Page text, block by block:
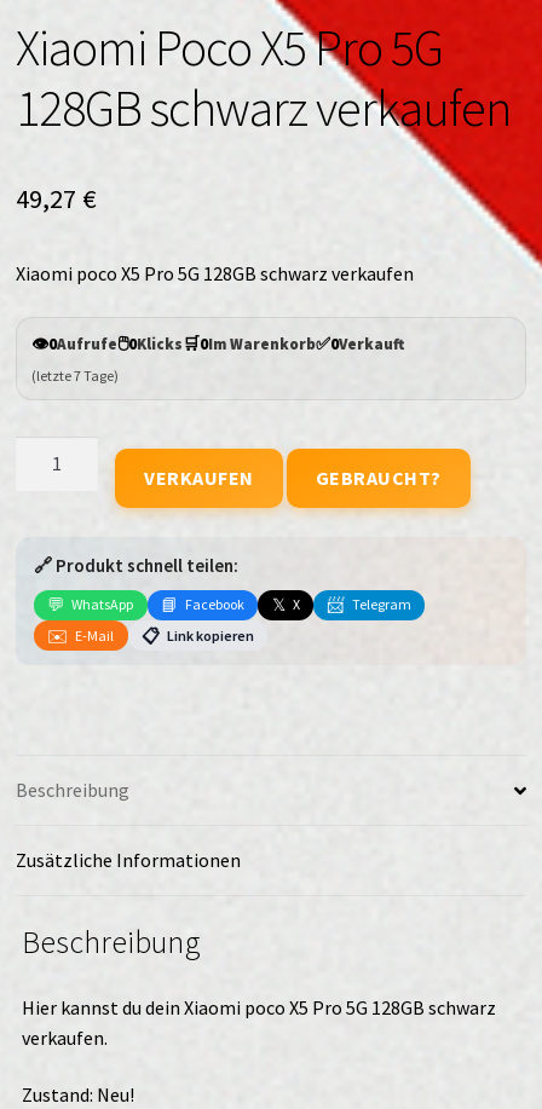
Xiaomi Poco X5 Pro 5G
128GB schwarz verkaufen
49,27 €
Xiaomi poco X5 Pro 5G 128GB schwarz verkaufen
👁️0Aufrufe🖱️0Klicks🛒0Im Warenkorb✅0Verkauft
(letzte 7 Tage)
5G
128GB
schwarz
VERKAUFEN GEBRAUCHT?
🔗 Produkt schnell teilen:
💬 WhatsApp 📘 Facebook 𝕏 X 📨 Telegram
✉️ E-Mail 📋 Link kopieren
Beschreibung
Zusätzliche Informationen
Beschreibung
Hier kannst du dein Xiaomi poco X5 Pro 5G 128GB schwarz
verkaufen.
Zustand: Neu!